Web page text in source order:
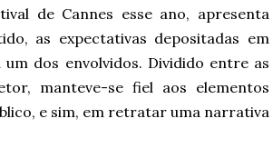
de Cannes esse ano, apresenta
as expectativas depositadas em
dos envolvidos. Dividido entre as
manteve-se fiel aos elementos
e sim, em retratar uma narrativa